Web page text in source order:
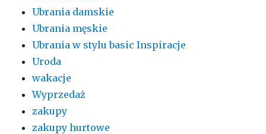
Ubrania damskie
Ubrania męskie
Ubrania w stylu basic Inspiracje
Uroda
wakacje
Wyprzedaż
zakupy
zakupy hurtowe